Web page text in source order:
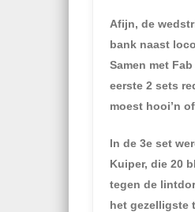
Afijn, de
bank naast
Samen met
eerste 2 sets
moest hooi’n
In de 3e set
Kuiper, die 20
tegen de
het gezelligste